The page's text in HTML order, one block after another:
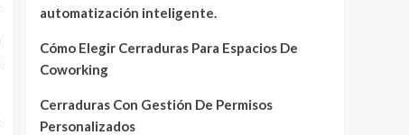
automatización inteligente.
Cómo Elegir Cerraduras Para Espacios De
Coworking
Cerraduras Con Gestión De Permisos
Personalizados